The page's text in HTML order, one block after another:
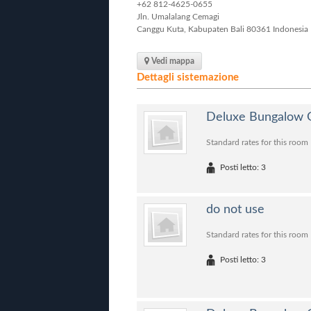
+62 812-4625-0655
Jln. Umalalang Cemagi
Canggu Kuta, Kabupaten Bali 80361 Indonesia
Vedi mappa
Dettagli sistemazione
Deluxe Bungalow
Standard rates for this room
Posti letto: 3
do not use
Standard rates for this room
Posti letto: 3